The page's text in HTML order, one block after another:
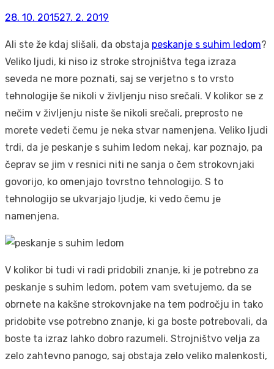
Posted
28. 10. 201527. 2. 2019
Ali ste že kdaj slišali, da obstaja peskanje s suhim ledom?
Veliko ljudi, ki niso iz stroke strojništva tega izraza
seveda ne more poznati, saj se verjetno s to vrsto
tehnologije še nikoli v življenju niso srečali. V kolikor se z
nečim v življenju niste še nikoli srečali, preprosto ne
morete vedeti čemu je neka stvar namenjena. Veliko ljudi
trdi, da je peskanje s suhim ledom nekaj, kar poznajo, pa
čeprav se jim v resnici niti ne sanja o čem strokovnjaki
govorijo, ko omenjajo tovrstno tehnologijo. S to
tehnologijo se ukvarjajo ljudje, ki vedo čemu je
namenjena.
V kolikor bi tudi vi radi pridobili znanje, ki je potrebno za
peskanje s suhim ledom, potem vam svetujemo, da se
obrnete na kakšne strokovnjake na tem področju in tako
pridobite vse potrebno znanje, ki ga boste potrebovali, da
boste ta izraz lahko dobro razumeli. Strojništvo velja za
zelo zahtevno panogo, saj obstaja zelo veliko malenkosti,